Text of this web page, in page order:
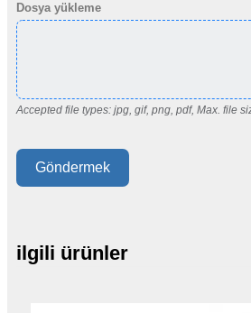
Dosya yükleme
Accepted file types: jpg, gif, png, pdf, Max. file
Göndermek
ilgili ürünler